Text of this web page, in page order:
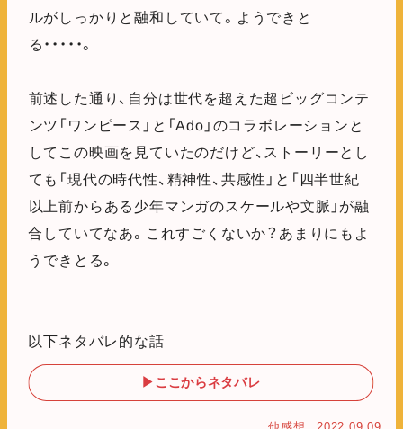
ルがしっかりと融和していて。ようできと
る・・・・・。
前述した通り、自分は世代を超えた超ビッグコンテ
ンツ「ワンピース」と「Ado」のコラボレーションと
してこの映画を見ていたのだけど、ストーリーとし
ても「現代の時代性、精神性、共感性」と「四半世紀
以上前からある少年マンガのスケールや文脈」が融
合していてなあ。これすごくないか？あまりにもよ
うできとる。
以下ネタバレ的な話
▶ここからネタバレ